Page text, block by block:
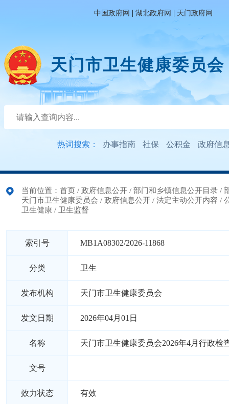
中国政府网 | 湖北政府网 | 天门政府网
天门市卫生健康委员会
热词搜索： 办事指南 社保 公积金 政府信
当前位置： 首页 / 政府信息公开 / 部门和乡镇信息公开目录 /
天门市卫生健康委员会 / 政府信息公开 / 法定主动公开内容 /
卫生健康 / 卫生监督
索引号 MB1A08302/2026-11868
分类 卫生
发布机构 天门市卫生健康委员会
发文日期 2026年04月01日
名称 天门市卫生健康委员会2026年4月行政检
文号
效力状态 有效